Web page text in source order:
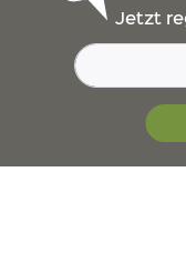
Jetzt